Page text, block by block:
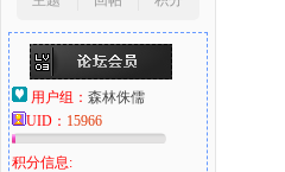
用户组： 森林侏儒
UID： 15966
积分信息: